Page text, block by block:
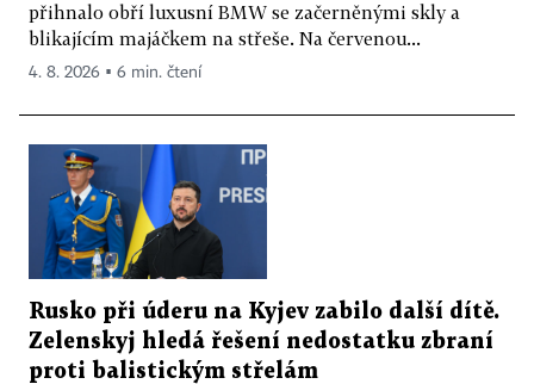
přihnalo obří luxusní BMW se začerněnými skly a
blikajícím majáčkem na střeše. Na červenou...
4. 8. 2026 ▪ 6 min. čtení
Rusko při úderu na Kyjev zabilo další dítě.
Zelenskyj hledá řešení nedostatku zbraní
proti balistickým střelám